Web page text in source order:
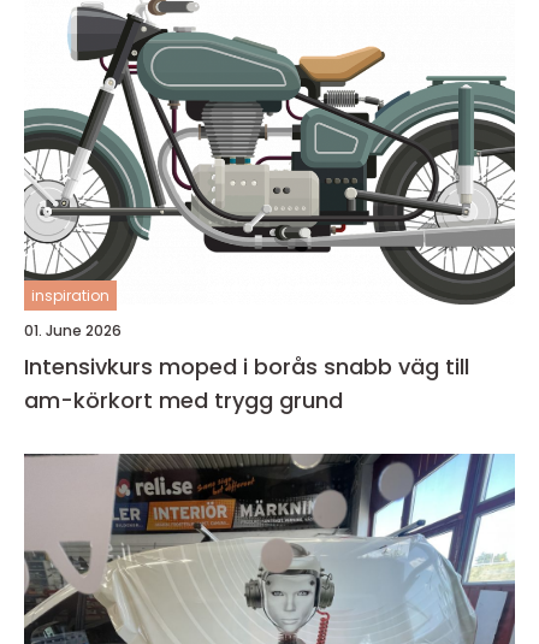
inspiration
01. June 2026
Intensivkurs moped i borås snabb väg till
am-körkort med trygg grund